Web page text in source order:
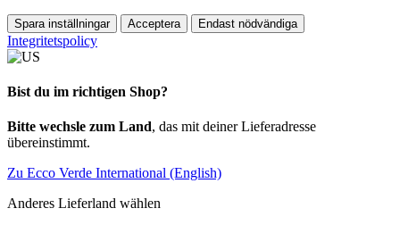
Spara inställningar Acceptera Endast nödvändiga
Integritetspolicy
Bist du im richtigen Shop?
Bitte wechsle zum Land, das mit deiner Lieferadresse
übereinstimmt.
Zu Ecco Verde International (English)
Anderes Lieferland wählen